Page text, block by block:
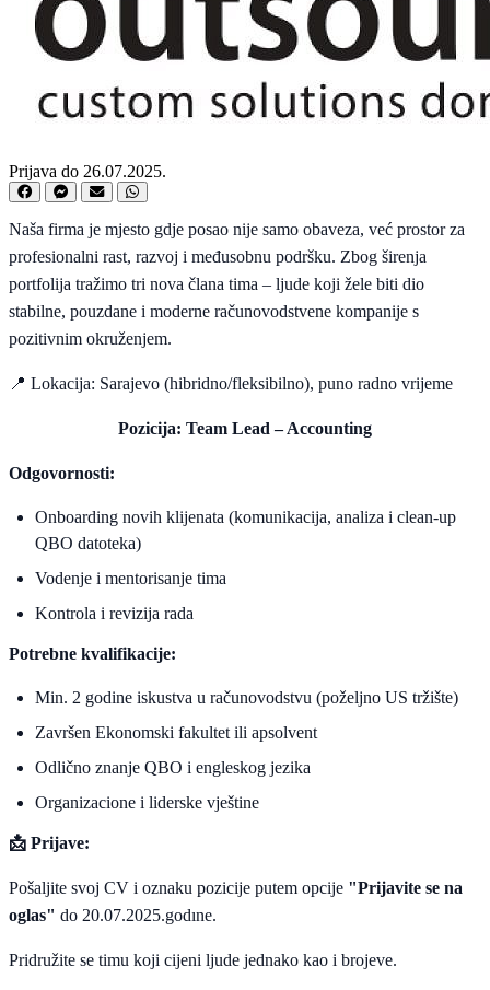
Prijava do 26.07.2025.
Naša firma je mjesto gdje posao nije samo obaveza, već prostor za
profesionalni rast, razvoj i međusobnu podršku. Zbog širenja
portfolija tražimo tri nova člana tima – ljude koji žele biti dio
stabilne, pouzdane i moderne računovodstvene kompanije s
pozitivnim okruženjem.
📍 Lokacija: Sarajevo (hibridno/fleksibilno), puno radno vrijeme
Pozicija: Team Lead – Accounting
Odgovornosti:
Onboarding novih klijenata (komunikacija, analiza i clean-up
QBO datoteka)
Vodenje i mentorisanje tima
Kontrola i revizija rada
Potrebne kvalifikacije:
Min. 2 godine iskustva u računovodstvu (poželjno US tržište)
Završen Ekonomski fakultet ili apsolvent
Odlično znanje QBO i engleskog jezika
Organizacione i liderske vještine
📩 Prijave:
Pošaljite svoj CV i oznaku pozicije putem opcije "Prijavite se na
oglas" do 20.07.2025.godıne.
Pridružite se timu koji cijeni ljude jednako kao i brojeve.